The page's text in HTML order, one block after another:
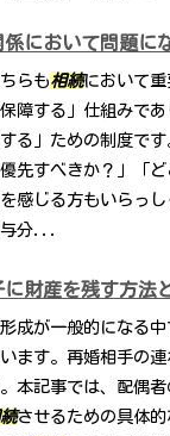
において問題に
らも相続において
障する」仕組みであ
る」ための制度で
先すべきか？」「
感じる方もいらっ
与分...
財産を残す方法
成が一般的になる
ます。再婚相手の連
本記事では、配偶者
させるための具体